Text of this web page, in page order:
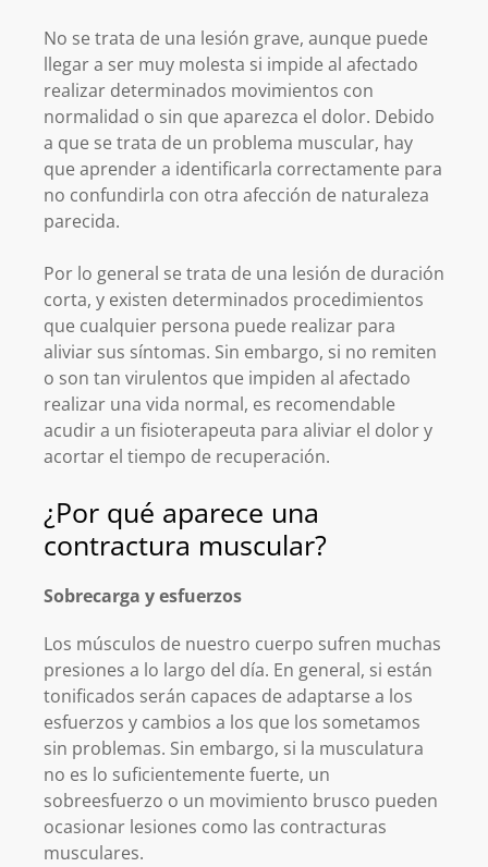
No se trata de una lesión grave, aunque puede
llegar a ser muy molesta si impide al afectado
realizar determinados movimientos con
normalidad o sin que aparezca el dolor. Debido
a que se trata de un problema muscular, hay
que aprender a identificarla correctamente para
no confundirla con otra afección de naturaleza
parecida.
Por lo general se trata de una lesión de duración
corta, y existen determinados procedimientos
que cualquier persona puede realizar para
aliviar sus síntomas. Sin embargo, si no remiten
o son tan virulentos que impiden al afectado
realizar una vida normal, es recomendable
acudir a un fisioterapeuta para aliviar el dolor y
acortar el tiempo de recuperación.
¿Por qué aparece una
contractura muscular?
Sobrecarga y esfuerzos
Los músculos de nuestro cuerpo sufren muchas
presiones a lo largo del día. En general, si están
tonificados serán capaces de adaptarse a los
esfuerzos y cambios a los que los sometamos
sin problemas. Sin embargo, si la musculatura
no es lo suficientemente fuerte, un
sobreesfuerzo o un movimiento brusco pueden
ocasionar lesiones como las contracturas
musculares.